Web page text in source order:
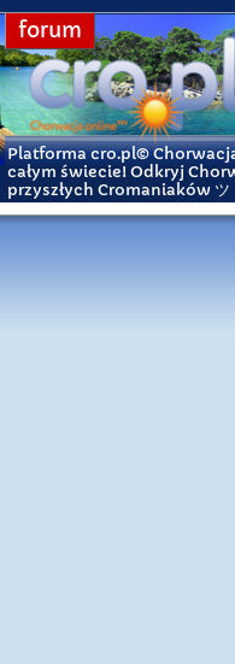
forum
Platforma cro.pl©
całym świecie! Odkryj
przyszłych Cromaniaków ツ